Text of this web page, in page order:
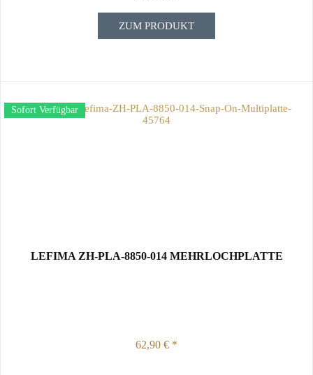
ZUM PRODUKT
Sofort Verfügbar
LEFIMA ZH-PLA-8850-014 MEHRLOCHPLATTE
62,90 € *